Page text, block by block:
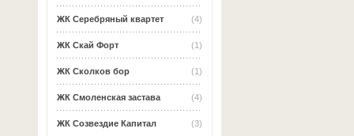
(4)
ЖК Серебряный квартет
(1)
ЖК Скай Форт
(1)
ЖК Сколков бор
(4)
ЖК Смоленская застава
(3)
ЖК Созвездие Капитал